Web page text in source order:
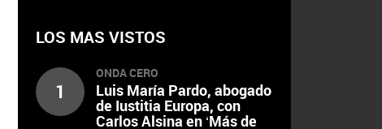
LOS MAS VISTOS
1
ONDA CERO
Luis María Pardo, abogado
de Iustitia Europa, con
Carlos Alsina en ‘Más de